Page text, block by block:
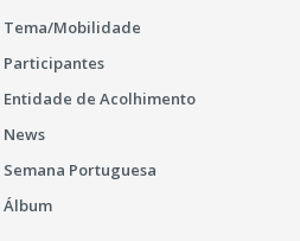
Tema/Mobilidade
Participantes
Entidade de Acolhimento
News
Semana Portuguesa
Álbum
rgpd.dsrlvt@dgeste.mec.pt